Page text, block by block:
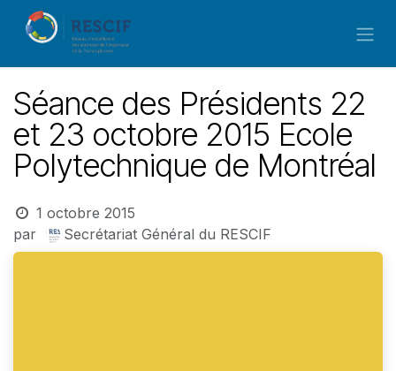
Se rendre au contenu
Séance des Présidents 22
et 23 octobre 2015 Ecole
Polytechnique de Montréal
1 octobre 2015
par
Secrétariat Général du RESCIF